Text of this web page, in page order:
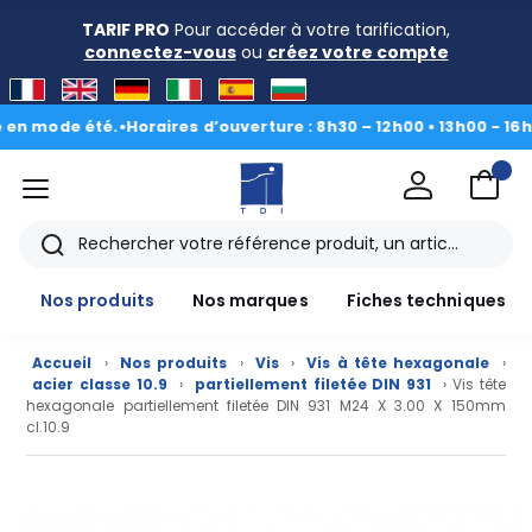
TARIF PRO Pour accéder à votre tarification,
connectez-vousou créez votre compte
été.•Horaires d’ouverture : 8h30 – 12h00 • 13h00 - 16h30|
menu
Rechercher
Nos produits
Nos marques Fiches techniques
Accueil › Nos produits › Vis › Vis à tête hexagonale
›
acier classe 10.9
› partiellement filetée DIN 931
› Vis tête
hexagonale partiellement filetée DIN 931 M24 X 3.00 X 150mm
cl.10.9